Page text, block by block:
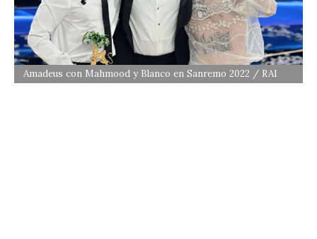
Amadeus con Mahmood y Blanco en Sanremo 2022 / RAI